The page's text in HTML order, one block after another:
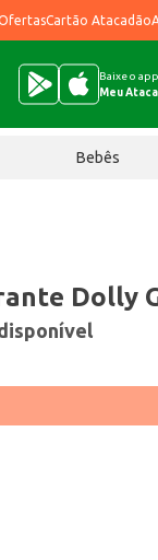
Cartão Atacadão
Baixe o app
Meu
Bebês
Dolly